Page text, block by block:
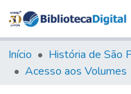
Início História de São
Acesso aos Volumes